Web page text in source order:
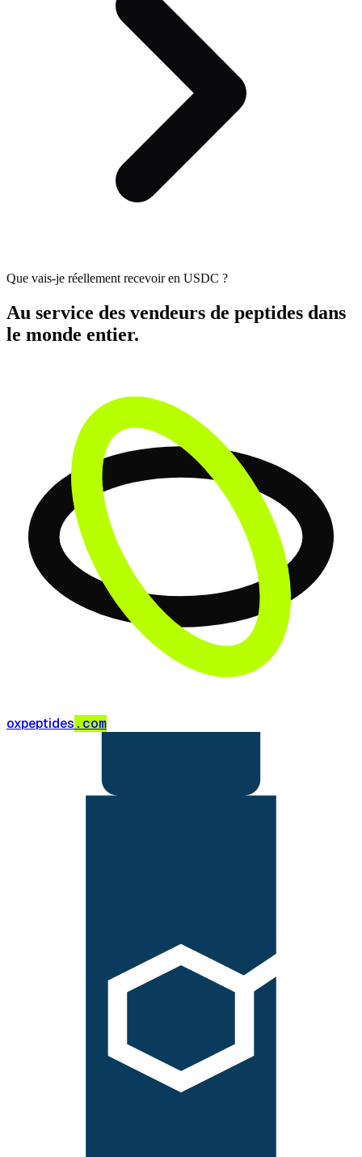
Que vais-je réellement recevoir en USDC ?
Au service des vendeurs de peptides dans
le monde entier.
oxpeptides .com